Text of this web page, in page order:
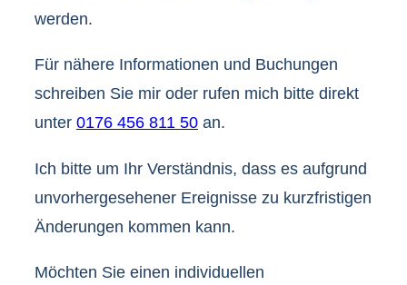
werden.
Für nähere Informationen und Buchungen
schreiben Sie mir oder rufen mich bitte direkt
unter 0176 456 811 50 an.
Ich bitte um Ihr Verständnis, dass es aufgrund
unvorhergesehener Ereignisse zu kurzfristigen
Änderungen kommen kann.
Möchten Sie einen individuellen